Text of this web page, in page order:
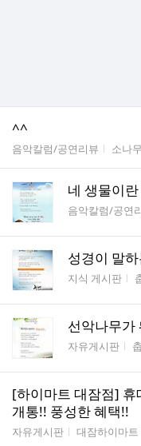
^^
게시판명
음악칼럼/공연리뷰 작성자
소나무
네 생물이
게시판명
음악칼럼/공연
성경이 말
게시판명
지식 게시판
선악나무가
게시판명
자유게시판
[하이마트 대잠점] 휴
개통!! 풍성한 혜택!!
게시판명
자유게시판 작성자
대잠하이마트